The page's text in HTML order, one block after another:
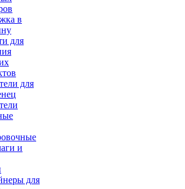
в
для
для
и
для